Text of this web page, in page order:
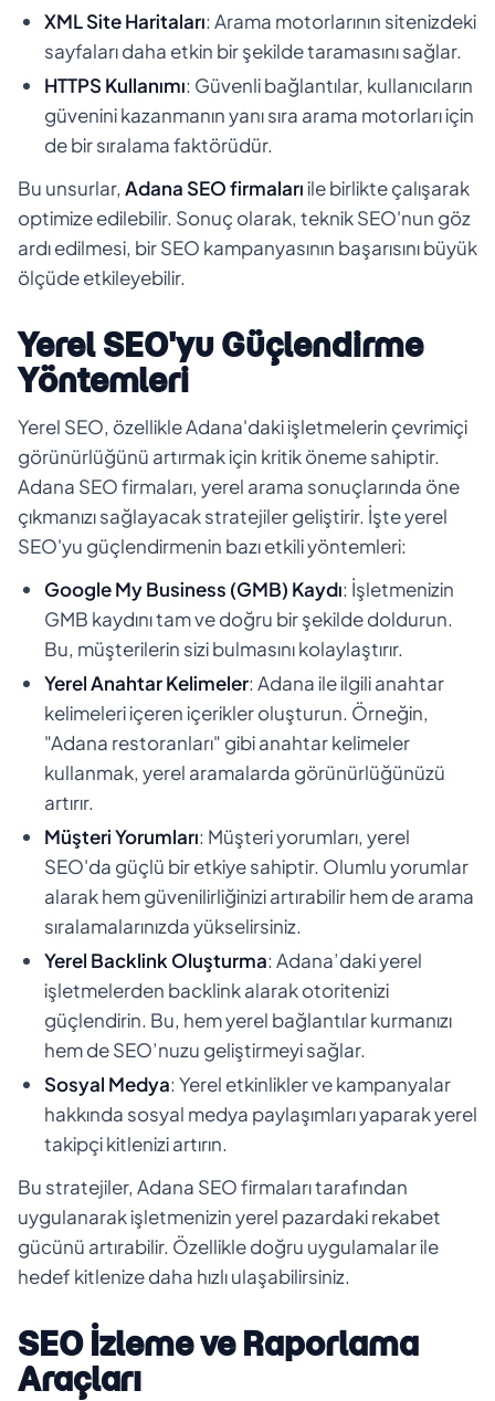
XML Site Haritaları: Arama motorlarının sitenizdeki
sayfaları daha etkin bir şekilde taramasını sağlar.
HTTPS Kullanımı: Güvenli bağlantılar, kullanıcıların
güvenini kazanmanın yanı sıra arama motorları için
de bir sıralama faktörüdür.
Bu unsurlar, Adana SEO firmalarıile birlikte çalışarak
optimize edilebilir. Sonuç olarak, teknik SEO'nun göz
ardı edilmesi, bir SEO kampanyasının başarısını büyük
ölçüde etkileyebilir.
Yerel SEO'yu Güçlendirme
Yöntemleri
Yerel SEO, özellikle Adana'daki işletmelerin çevrimiçi
görünürlüğünü artırmak için kritik öneme sahiptir.
Adana SEO firmaları, yerel arama sonuçlarında öne
çıkmanızı sağlayacak stratejiler geliştirir. İşte yerel
SEO'yu güçlendirmenin bazı etkili yöntemleri:
Google My Business (GMB) Kaydı: İşletmenizin
GMB kaydını tam ve doğru bir şekilde doldurun.
Bu, müşterilerin sizi bulmasını kolaylaştırır.
Yerel Anahtar Kelimeler: Adana ile ilgili anahtar
kelimeleri içeren içerikler oluşturun. Örneğin,
"Adana restoranları" gibi anahtar kelimeler
kullanmak, yerel aramalarda görünürlüğünüzü
artırır.
Müşteri Yorumları: Müşteri yorumları, yerel
SEO'da güçlü bir etkiye sahiptir. Olumlu yorumlar
alarak hem güvenilirliğinizi artırabilir hem de arama
sıralamalarınızda yükselirsiniz.
Yerel Backlink Oluşturma: Adana’daki yerel
işletmelerden backlink alarak otoritenizi
güçlendirin. Bu, hem yerel bağlantılar kurmanızı
hem de SEO’nuzu geliştirmeyi sağlar.
Sosyal Medya: Yerel etkinlikler ve kampanyalar
hakkında sosyal medya paylaşımları yaparak yerel
takipçi kitlenizi artırın.
Bu stratejiler, Adana SEO firmaları tarafından
uygulanarak işletmenizin yerel pazardaki rekabet
gücünü artırabilir. Özellikle doğru uygulamalar ile
hedef kitlenize daha hızlı ulaşabilirsiniz.
SEO İzleme ve Raporlama
Araçları